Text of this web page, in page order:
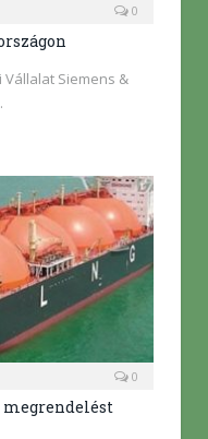
0
Vállalat Siemens &
0